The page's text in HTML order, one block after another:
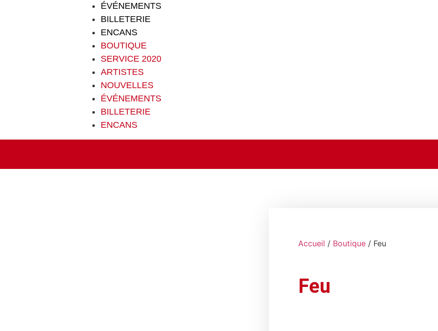
ÉVÉNEMENTS
BILLETERIE
ENCANS
BOUTIQUE
SERVICE 2020
ARTISTES
NOUVELLES
ÉVÉNEMENTS
BILLETERIE
ENCANS
Accueil / Boutique / Feu
Feu